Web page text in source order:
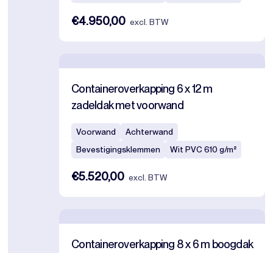
€4.950,00 excl. BTW
Containeroverkapping 6 x 12 m
zadeldak met voorwand
Voorwand
Achterwand
Bevestigingsklemmen
Wit PVC 610 g/m²
€5.520,00 excl. BTW
Containeroverkapping 8 x 6 m boogdak